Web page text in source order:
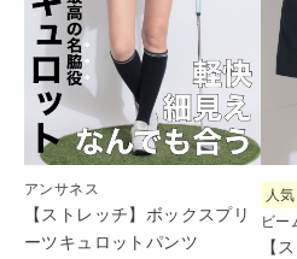
アンサネス
【ストレッチ】ボックスプリ
ーツキュロットパンツ
人
ビー
【